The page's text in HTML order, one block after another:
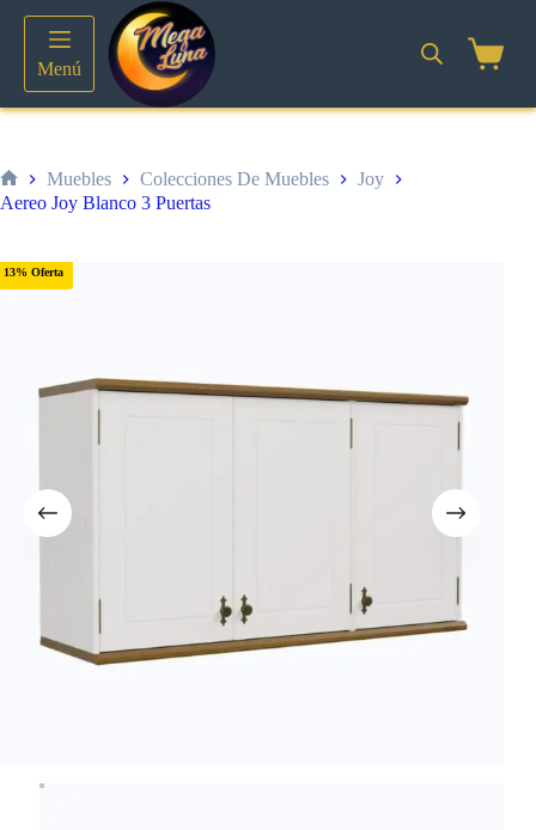
contenido
Menú
Inicio
Muebles Colecciones De Muebles
Joy
Aereo Joy Blanco 3 Puertas
13% Oferta